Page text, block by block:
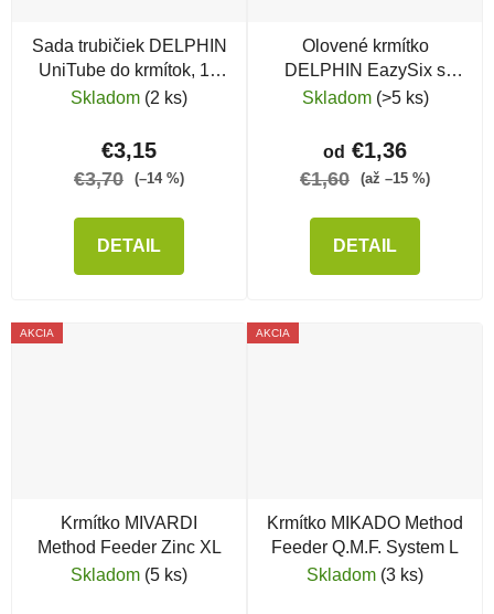
Sada trubičiek DELPHIN
UniTube do krmítok, 10
ks
Skladom (2 ks)
€3,15
€3,70 (–14 %)
DETAIL
Olovené krmítko
DELPHIN EazySix s
trubičkou
Skladom (>5 ks)
od €1,36
€1,60 (až –15 %)
DETAIL
AKCIA
Krmítko MIVARDI
Method Feeder Zinc XL
Skladom (5 ks)
AKCIA
Krmítko MIKADO Method
Feeder Q.M.F. System L
Skladom (3 ks)